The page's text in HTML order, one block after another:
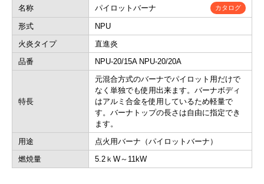
名称 パイロットバーナ カタログ
形式
NPU
火炎タイプ
直進炎
品番
NPU-20/15A NPU-20/20A
特長
元混合方式のバーナでパイロット用だけで
なく単独でも使用出来ます。バーナボディ
はアルミ合金を使用しているため軽量で
す。バーナトップの長さは自由に指定でき
ます。
用途
点火用バーナ（パイロットバーナ）
燃焼量
5.2ｋW～11kW